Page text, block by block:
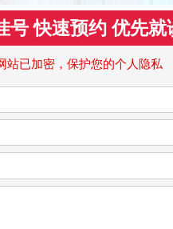
号 快速预约 优先就
站已加密，保护您的个人隐私